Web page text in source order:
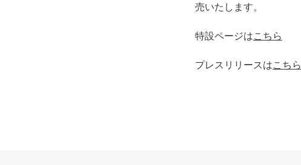
売いたします。
特設ページはこちら
プレスリリースはこちら